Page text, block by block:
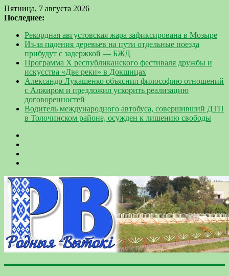
Пятница, 7 августа 2026
Последнее:
Рекордная августовская жара зафиксирована в Мозыре
Из-за падения деревьев на пути отдельные поезда
прибудут с задержкой — БЖД
Программа Х республиканского фестиваля дружбы и
искусства «Две реки» в Докшицах
Александр Лукашенко объяснил философию отношений
с Алжиром и предложил ускорить реализацию
договоренностей
Водитель международного автобуса, совершивший ДТП
в Толочинском районе, осужден к лишению свободы